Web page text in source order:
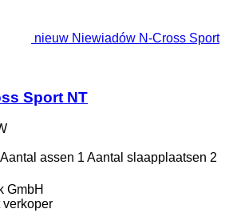
nieuw Niewiadów N-Cross Sport
Sport NT
Aantal assen 1 Aantal slaapplaatsen 2
GmbH
verkoper